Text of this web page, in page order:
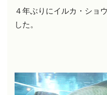
４年ぶりにイルカ・ショ
した。